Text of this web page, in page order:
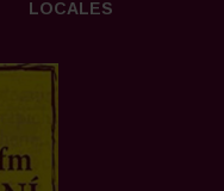
LOCALES